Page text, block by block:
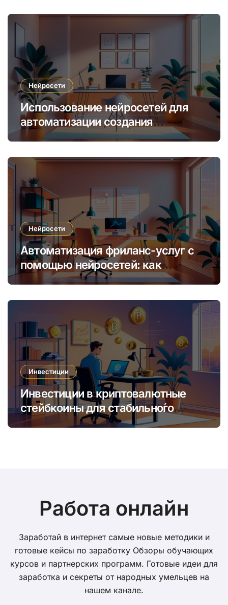
Нейросети
Использование нейросетей для
автоматизации создания
уникальных интернет-курсов и
Нейросети
Автоматизация фриланс-услуг с
помощью нейросетей: как
увеличить доход и сократить
Инвестиции
Инвестиции в криптовалютные
стейбкоины для стабильно́го
онлайн-заработка в условиях
Работа онлайн
Заработай в интернет самые новые методики и
готовые кейсы по заработку Обзоры обучающих
курсов и партнерских программ. Готовые идеи для
заработка и секреты от народных умельцев на
нашем канале.